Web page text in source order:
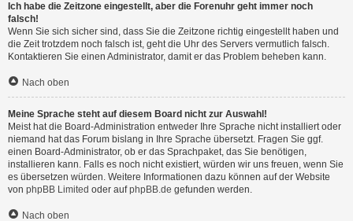
Ich habe die Zeitzone eingestellt, aber die Forenuhr geht immer noch
falsch!
Wenn Sie sich sicher sind, dass Sie die Zeitzone richtig eingestellt haben und
die Zeit trotzdem noch falsch ist, geht die Uhr des Servers vermutlich falsch.
Kontaktieren Sie einen Administrator, damit er das Problem beheben kann.
Nach oben
Meine Sprache steht auf diesem Board nicht zur Auswahl!
Meist hat die Board-Administration entweder Ihre Sprache nicht installiert oder
niemand hat das Forum bislang in Ihre Sprache übersetzt. Fragen Sie ggf.
einen Board-Administrator, ob er das Sprachpaket, das Sie benötigen,
installieren kann. Falls es noch nicht existiert, würden wir uns freuen, wenn Sie
es übersetzen würden. Weitere Informationen dazu können auf der Website
von phpBB Limited oder aufphpBB.de gefunden werden.
Nach oben